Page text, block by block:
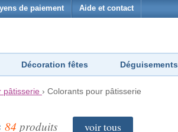
de paiement Aide et contact
Décoration fêtes Déguisements
pâtisserie › Colorants pour pâtisserie
84 produits voir tous